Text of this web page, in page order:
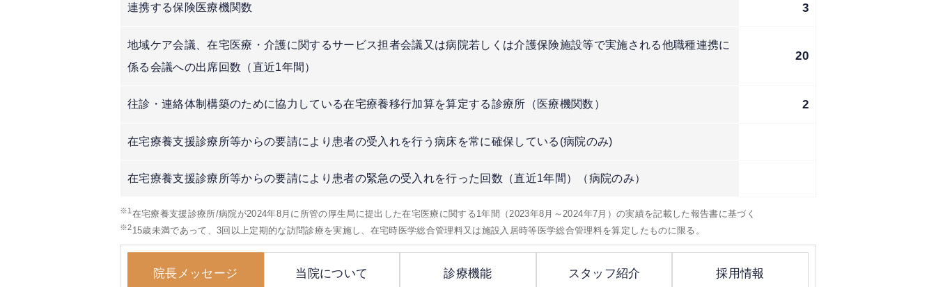
連携する保険医療機関数 3
地域ケア会議、在宅医療・介護に関するサービス担者会議又は病院若しくは介護保険施設等で実施される他職種連携に
係る会議への出席回数（直近1年間）
20
往診・連絡体制構築のために協力している在宅療養移行加算を算定する診療所（医療機関数） 2
在宅療養支援診療所等からの要請により患者の受入れを行う病床を常に確保している(病院のみ)
在宅療養支援診療所等からの要請により患者の緊急の受入れを行った回数（直近1年間）（病院のみ）
※1 在宅療養支援診療所/病院が2024年8月に所管の厚生局に提出した在宅医療に関する1年間（2023年8月～2024年7月）の実績を記載した報告書に基づく
※215歳未満であって、3回以上定期的な訪問診療を実施し、在宅時医学総合管理料又は施設入居時等医学総合管理料を算定したものに限る。
院長メッセージ 当院について 診療機能 スタッフ紹介 採用情報